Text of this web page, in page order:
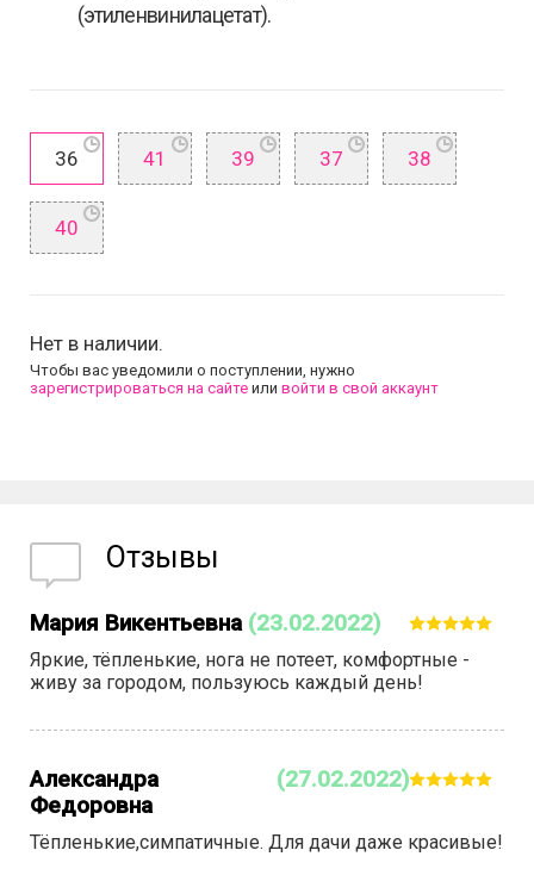
(этиленвинилацетат).
36 41 39 37 38
40
Нет в наличии.
Чтобы вас уведомили о поступлении, нужно
зарегистрироваться на сайте или войти в свой аккаунт
Отзывы
Мария Викентьевна (23.02.2022)
Яркие, тёпленькие, нога не потеет, комфортные -
живу за городом, пользуюсь каждый день!
Александра
Федоровна
(27.02.2022)
Тёпленькие,симпатичные. Для дачи даже красивые!